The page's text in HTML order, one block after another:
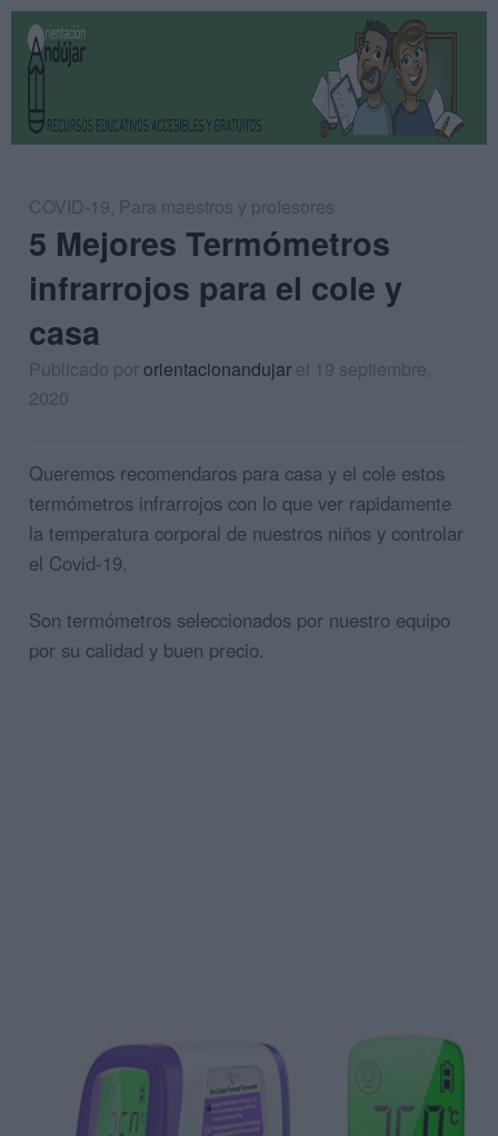
COVID-19, Para maestros y profesores
5 Mejores Termómetros
infrarrojos para el cole y
casa
Publicado pororientacionandujar el 19 septiembre,
2020
Queremos recomendaros para casa y el cole estos
termómetros infrarrojos con lo que ver rapidamente
la temperatura corporal de nuestros niños y controlar
el Covid-19.
Son termómetros seleccionados por nuestro equipo
por su calidad y buen precio.